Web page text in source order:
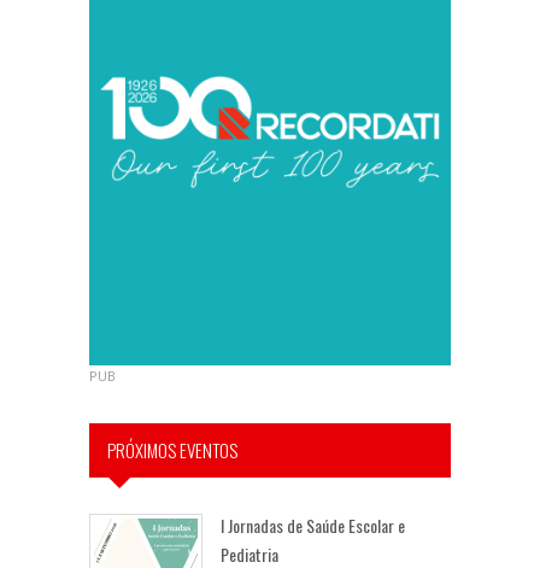
PUB
PRÓXIMOS EVENTOS
I Jornadas de Saúde Escolar e
Pediatria